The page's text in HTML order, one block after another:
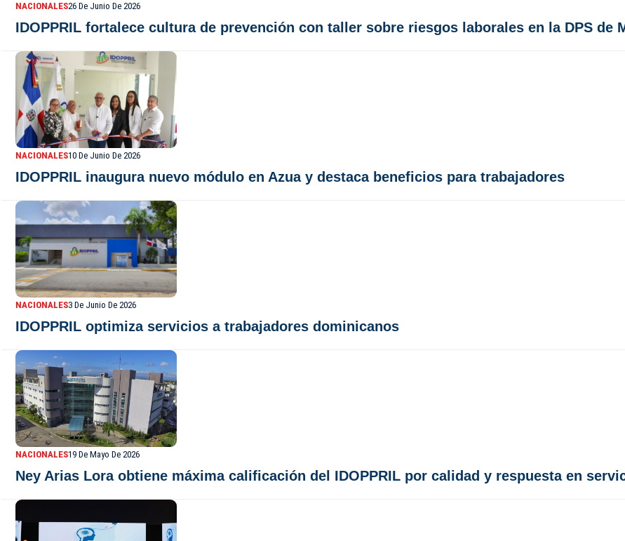
NACIONALES26 De Junio De 2026
IDOPPRIL fortalece cultura de prevención con taller sobre riesgos laborales en la DPS de
NACIONALES10 De Junio De 2026
IDOPPRIL inaugura nuevo módulo en Azua y destaca beneficios para trabajadores
NACIONALES3 De Junio De 2026
IDOPPRIL optimiza servicios a trabajadores dominicanos
NACIONALES19 De Mayo De 2026
Ney Arias Lora obtiene máxima calificación del IDOPPRIL por calidad y respuesta en